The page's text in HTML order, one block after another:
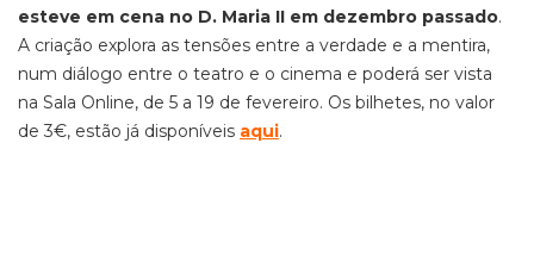
esteve em cena no D. Maria II em dezembro passado.
A criação explora as tensões entre a verdade e a mentira,
num diálogo entre o teatro e o cinema e poderá ser vista
na Sala Online, de 5 a 19 de fevereiro. Os bilhetes, no valor
de 3€, estão já disponíveis aqui.